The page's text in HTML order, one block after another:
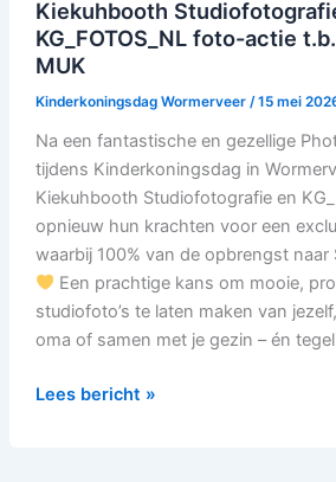
Kiekuhbooth
KG_FOTOS_NL foto-actie
MUK
Kinderkoningsdag Wormerveer /15 mei
Na een fantastische en gezellige
tijdens Kinderkoningsdag in
Kiekuhbooth Studiofotografie en
opnieuw hun krachten voor een
waarbij 100% van de opbrengst
Een prachtige kans om mooie,
studiofoto’s te laten maken van
oma of samen met je gezin – én
Lees bericht »